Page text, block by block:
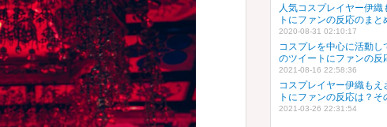
人気コスプレイヤー伊
トにファンの反応のまと
2020-08-31 02:10:17
コスプレを中心に活動し
のツイートにファンの反
2021-08-16 22:58:36
コスプレイヤー伊織も
トにファンの反応は？そ
2021-03-26 22:31:54